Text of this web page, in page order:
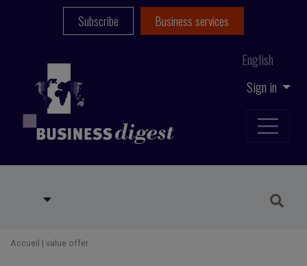
Sign in
English
Subscribe Business services
Accueil | value offer